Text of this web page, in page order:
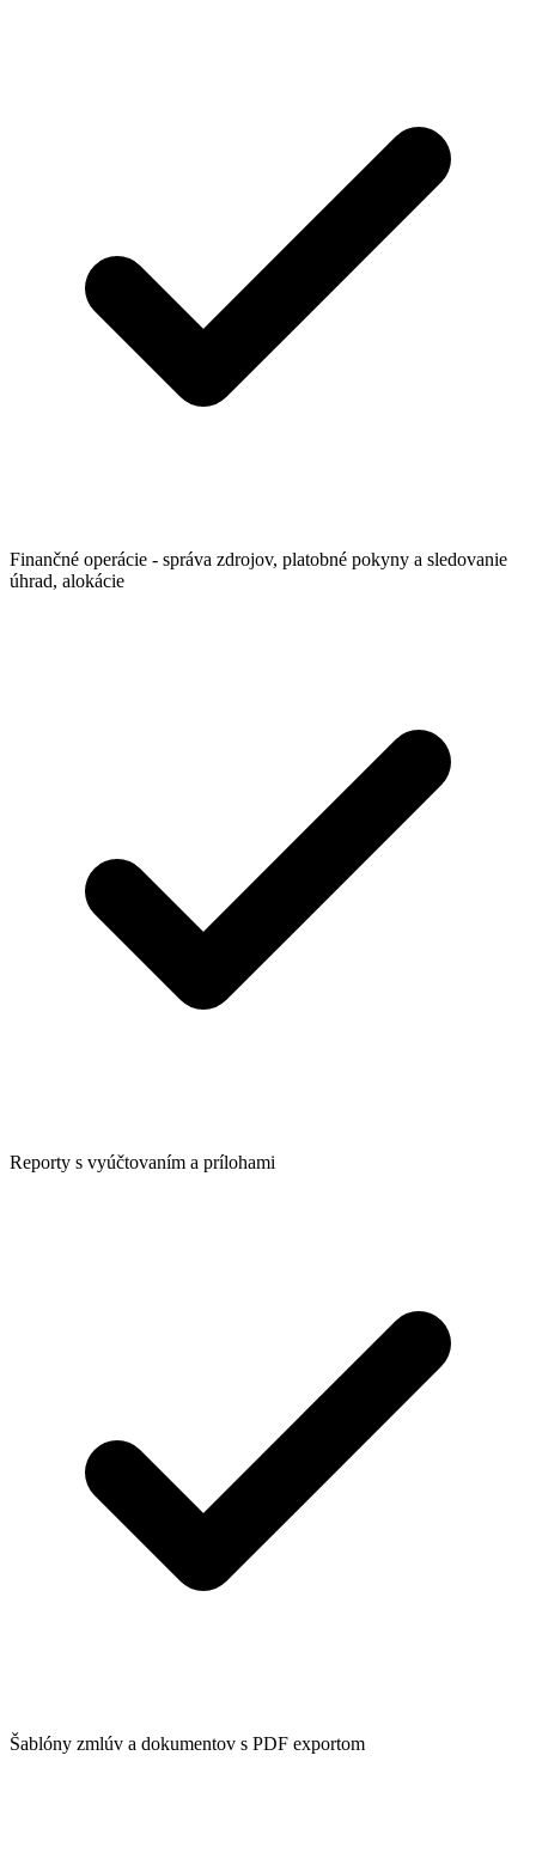
Finančné operácie - správa zdrojov, platobné pokyny a sledovanie
úhrad, alokácie
Reporty s vyúčtovaním a prílohami
Šablóny zmlúv a dokumentov s PDF exportom